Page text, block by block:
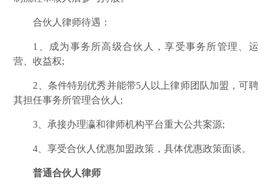
合伙人律师待遇：
1、成为事务所高级合伙人，享受事务所管理、运
营、收益权;
2、条件特别优秀并能带5人以上律师团队加盟，可聘
其担任事务所管理合伙人;
3、承接办理瀛和律师机构平台重大公共案源;
4、享受合伙人优惠加盟政策，具体优惠政策面谈。
普通合伙人律师